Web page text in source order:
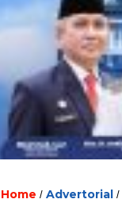
Home / Advertorial /